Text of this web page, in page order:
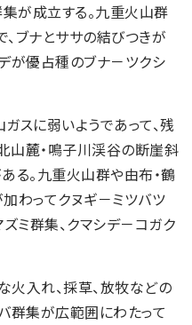
集が成立する。九重火山群
ブナとササの結びつきが
が優占種のブナ－ツクシ
スに弱いようであって、残
麓・鳴子川渓谷の断崖斜
る。九重火山群や由布・鶴
わってクヌギ－ミツバツ
ミ群集、クマシデ－コガク
入れ、採草、放牧などの
群集が広範囲にわたって